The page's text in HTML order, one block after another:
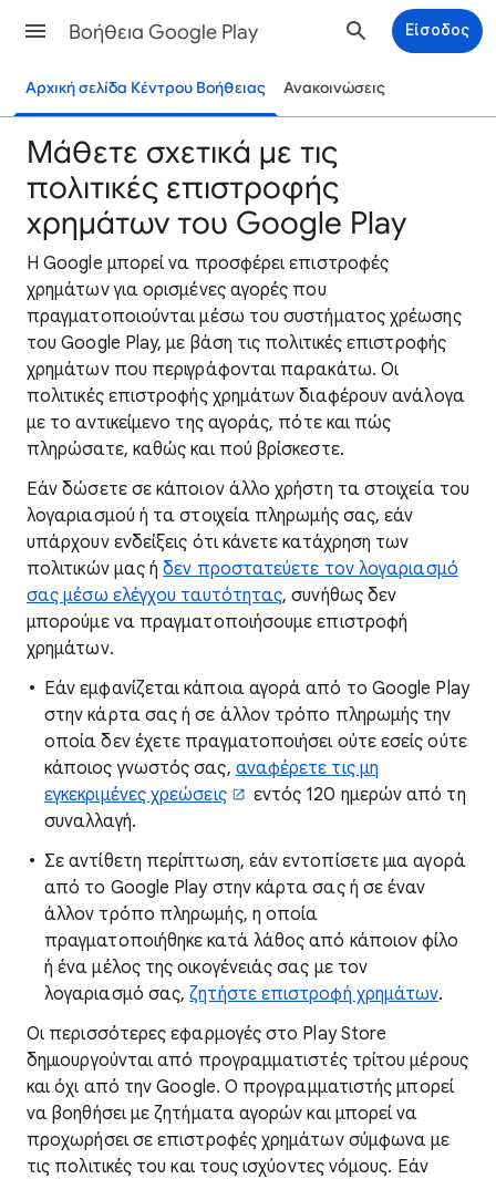
Βοήθεια Google Play Είσοδος
Αρχική σελίδα Κέντρου Βοήθειας Ανακοινώσεις
Μάθετε σχετικά με τις
πολιτικές επιστροφής
χρημάτων του Google Play
Η Google μπορεί να προσφέρει επιστροφές
χρημάτων για ορισμένες αγορές που
πραγματοποιούνται μέσω του συστήματος χρέωσης
του Google Play, με βάση τις πολιτικές επιστροφής
χρημάτων που περιγράφονται παρακάτω. Οι
πολιτικές επιστροφής χρημάτων διαφέρουν ανάλογα
με το αντικείμενο της αγοράς, πότε και πώς
πληρώσατε, καθώς και πού βρίσκεστε.
Εάν δώσετε σε κάποιον άλλο χρήστη τα στοιχεία του
λογαριασμού ή τα στοιχεία πληρωμής σας, εάν
υπάρχουν ενδείξεις ότι κάνετε κατάχρηση των
πολιτικών μας ήδεν προστατεύετε τον λογαριασμό
σας μέσω ελέγχου ταυτότητας, συνήθως δεν
μπορούμε να πραγματοποιήσουμε επιστροφή
χρημάτων.
Εάν εμφανίζεται κάποια αγορά από το Google Play
στην κάρτα σας ή σε άλλον τρόπο πληρωμής την
οποία δεν έχετε πραγματοποιήσει ούτε εσείς ούτε
κάποιος γνωστός σας, αναφέρετε τις μη
εγκεκριμένες χρεώσεις
εντός 120 ημερών από τη
συναλλαγή.
Σε αντίθετη περίπτωση, εάν εντοπίσετε μια αγορά
από το Google Play στην κάρτα σας ή σε έναν
άλλον τρόπο πληρωμής, η οποία
πραγματοποιήθηκε κατά λάθος από κάποιον φίλο
ή ένα μέλος της οικογένειάς σας με τον
λογαριασμό σας,ζητήστε επιστροφή χρημάτων.
Οι περισσότερες εφαρμογές στο Play Store
δημιουργούνται από προγραμματιστές τρίτου μέρους
και όχι από την Google. Ο προγραμματιστής μπορεί
να βοηθήσει με ζητήματα αγορών και μπορεί να
προχωρήσει σε επιστροφές χρημάτων σύμφωνα με
τις πολιτικές του και τους ισχύοντες νόμους. Εάν